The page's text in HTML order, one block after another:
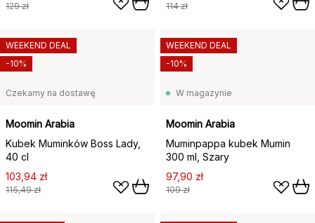
129 zł 114 zł
Czekamy na dostawę
Moomin Arabia
Kubek Muminków Boss Lady,
40 cl
103,94 zł
115,49 zł
WEEKEND DEAL
-10%
W magazynie
Moomin Arabia
Muminpappa kubek Mumin
300 ml, Szary
97,90 zł
109 zł
WEEKEND DEAL
-10%